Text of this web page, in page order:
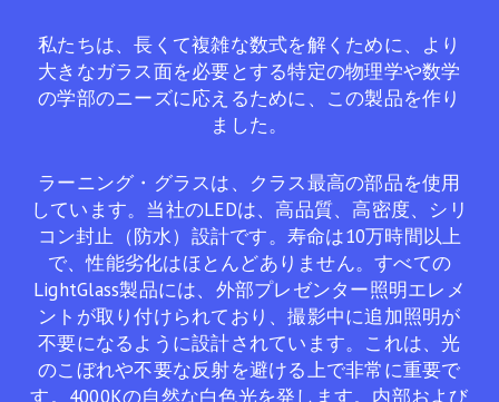
私たちは、長くて複雑な数式を解くために、より
大きなガラス面を必要とする特定の物理学や数学
の学部のニーズに応えるために、この製品を作り
ました。
ラーニング・グラスは、クラス最高の部品を使用
しています。当社のLEDは、高品質、高密度、シリ
コン封止（防水）設計です。寿命は10万時間以上
で、性能劣化はほとんどありません。すべての
LightGlass製品には、外部プレゼンター照明エレメ
ントが取り付けられており、撮影中に追加照明が
不要になるように設計されています。これは、光
のこぼれや不要な反射を避ける上で非常に重要で
す。4000Kの自然な白色光を発します。内部および